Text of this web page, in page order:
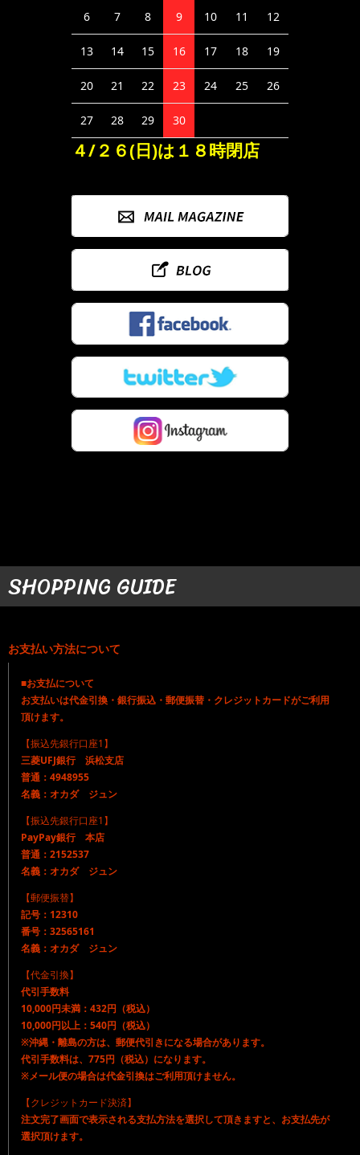
6 7 8 9 10 11 12
13 14 15 16 17 18 19
20 21 22 23 24 25 26
27 28 29 30
４/２６(日)は１８時閉店
SHOPPING GUIDE
お支払い方法について
■お支払について
お支払いは代金引換・銀行振込・郵便振替・クレジットカードがご利用
頂けます。
【振込先銀行口座1】
三菱UFJ銀行 浜松支店
普通：4948955
名義：オカダ ジュン
【振込先銀行口座1】
PayPay銀行 本店
普通：2152537
名義：オカダ ジュン
【郵便振替】
記号：12310
番号：32565161
名義：オカダ ジュン
【代金引換】
代引手数料
10,000円未満：432円（税込）
10,000円以上：540円（税込）
※沖縄・離島の方は、郵便代引きになる場合があります。
代引手数料は、775円（税込）になります。
※メール便の場合は代金引換はご利用頂けません。
【クレジットカード決済】
注文完了画面で表示される支払方法を選択して頂きますと、お支払先が
選択頂けます。